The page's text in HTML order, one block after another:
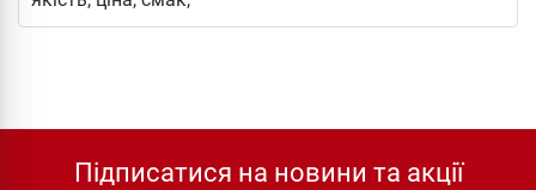
Підписатися на новини та акції